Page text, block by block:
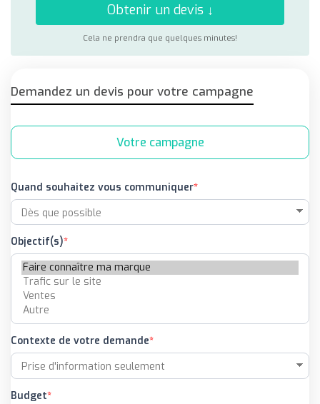
Obtenir un devis ↓
Cela ne prendra que quelques minutes!
Demandez un devis pour votre campagne
Votre campagne
Quand souhaitez vous communiquer
Objectif(s)
Contexte de votre demande
Budget